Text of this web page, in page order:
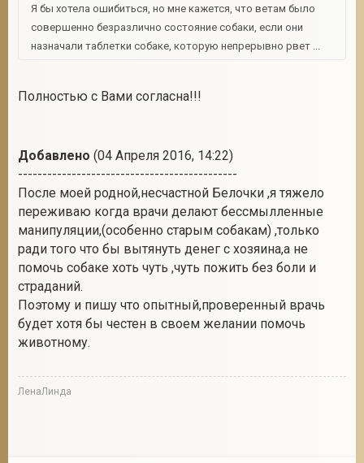
Я бы хотела ошибиться, но мне кажется, что ветам было
совершенно безразлично состояние собаки, если они
назначали таблетки собаке, которую непрерывно рвет ...
Полностью с Вами согласна!!!
Добавлено (04 Апреля 2016, 14:22)
---------------------------------------------
После моей родной,несчастной Белочки ,я тяжело
переживаю когда врачи делают бессмылленные
манипуляции,(особенно старым собакам) ,только
ради того что бы вытянуть денег с хозяина,а не
помочь собаке хоть чуть ,чуть пожить без боли и
страданий.
Поэтому и пишу что опытный,проверенный врачь
будет хотя бы честен в своем желании помочь
животному.
ЛенаЛинда